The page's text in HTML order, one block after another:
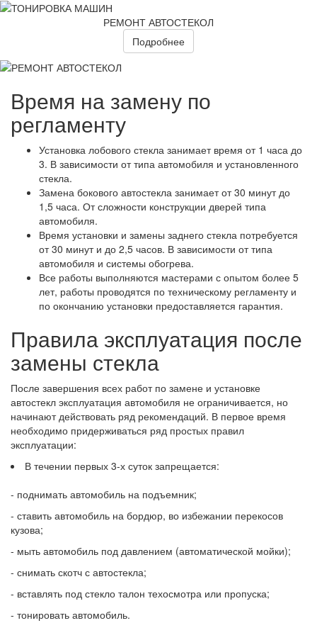
РЕМОНТ АВТОСТЕКОЛ
Подробнее
Время на замену по
регламенту
Установка лобового стекла занимает время от 1 часа до
3. В зависимости от типа автомобиля и установленного
стекла.
Замена бокового автостекла занимает от 30 минут до
1,5 часа. От сложности конструкции дверей типа
автомобиля.
Время установки и замены заднего стекла потребуется
от 30 минут и до 2,5 часов. В зависимости от типа
автомобиля и системы обогрева.
Все работы выполняются мастерами с опытом более 5
лет, работы проводятся по техническому регламенту и
по окончанию установки предоставляется гарантия.
Правила эксплуатация после
замены стекла
После завершения всех работ по замене и установке
автостекл эксплуатация автомобиля не ограничивается, но
начинают действовать ряд рекомендаций. В первое время
необходимо придерживаться ряд простых правил
эксплуатации:
В течении первых 3-х суток запрещается:
- поднимать автомобиль на подъемник;
- ставить автомобиль на бордюр, во избежании перекосов
кузова;
- мыть автомобиль под давлением (автоматической мойки);
- снимать скотч с автостекла;
- вставлять под стекло талон техосмотра или пропуска;
- тонировать автомобиль.